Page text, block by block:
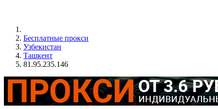
Бесплатные прокси
Узбекистан
Ташкент
81.95.235.146